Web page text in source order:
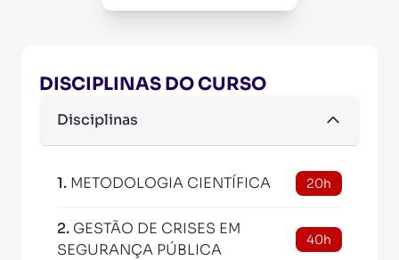
DISCIPLINAS DO CURSO
Disciplinas
1. METODOLOGIA CIENTÍFICA 20h
2. GESTÃO DE CRISES EM
SEGURANÇA PÚBLICA
40h